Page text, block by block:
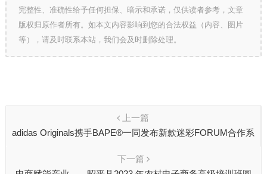
完整性、准确性给予任何担保、暗示和承诺，仅供读者参考，文章
版权归原作者所有。如本文内容影响到您的合法权益（内容、图片
等），请及时联系本站，我们会及时删除处理。
上一篇
adidas Originals携手BAPE®一同发布新款迷彩FORUM合作系
下一篇